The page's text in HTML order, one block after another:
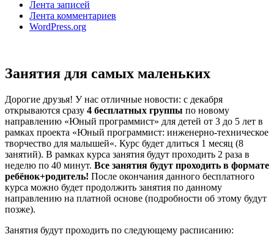
Лента записей
Лента комментариев
WordPress.org
Занятия для самых маленьких
Дорогие друзья! У нас отличные новости: с декабря
открываются сразу 4 бесплатных группы по новому
направлению «Юный программист» для детей от 3 до 5 лет в
рамках проекта «Юный программист: инженерно-техническое
творчество для малышей«. Курс будет длиться 1 месяц (8
занятий). В рамках курса занятия будут проходить 2 раза в
неделю по 40 минут. Все занятия будут проходить в формате
ребёнок+родитель! После окончания данного бесплатного
курса можно будет продолжить занятия по данному
направлению на платной основе (подробности об этому будут
позже).
Занятия будут проходить по следующему расписанию: